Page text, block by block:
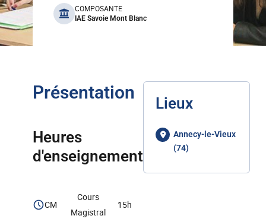
benefits
COMPOSANTE
IAE Savoie Mont Blanc
Présentation
Heures
d'enseignement
CM
Cours
Magistral
15h
Lieux
Annecy-le-Vieux
(74)